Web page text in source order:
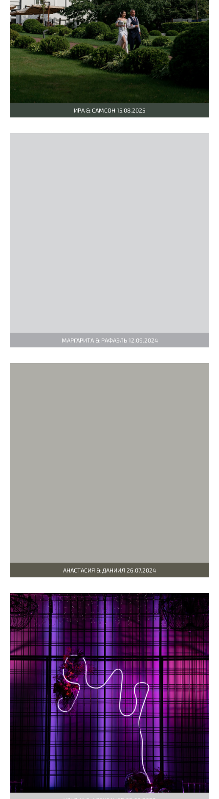
ИРА & САМСОН 15.08.2025
МАРГАРИТА & РАФАЭЛЬ 12.09.2024
АНАСТАСИЯ & ДАНИИЛ 26.07.2024